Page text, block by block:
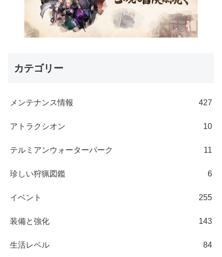
カテゴリー
メンテナンス情報 427
アトラクシオン 10
テルミアンウォーターパーク 11
珍しい狩猟図鑑 6
イベント 255
装備と強化 143
生活レベル 84